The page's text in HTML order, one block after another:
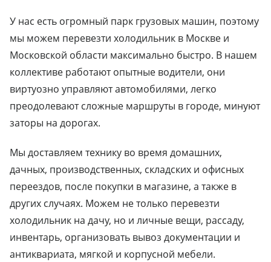
У нас есть огромный парк грузовых машин, поэтому
мы можем перевезти холодильник в Москве и
Московской области максимально быстро. В нашем
коллективе работают опытные водители, они
виртуозно управляют автомобилями, легко
преодолевают сложные маршруты в городе, минуют
заторы на дорогах.
Мы доставляем технику во время домашних,
дачных, производственных, складских и офисных
переездов, после покупки в магазине, а также в
других случаях. Можем не только перевезти
холодильник на дачу, но и личные вещи, рассаду,
инвентарь, организовать вывоз документации и
антиквариата, мягкой и корпусной мебели.